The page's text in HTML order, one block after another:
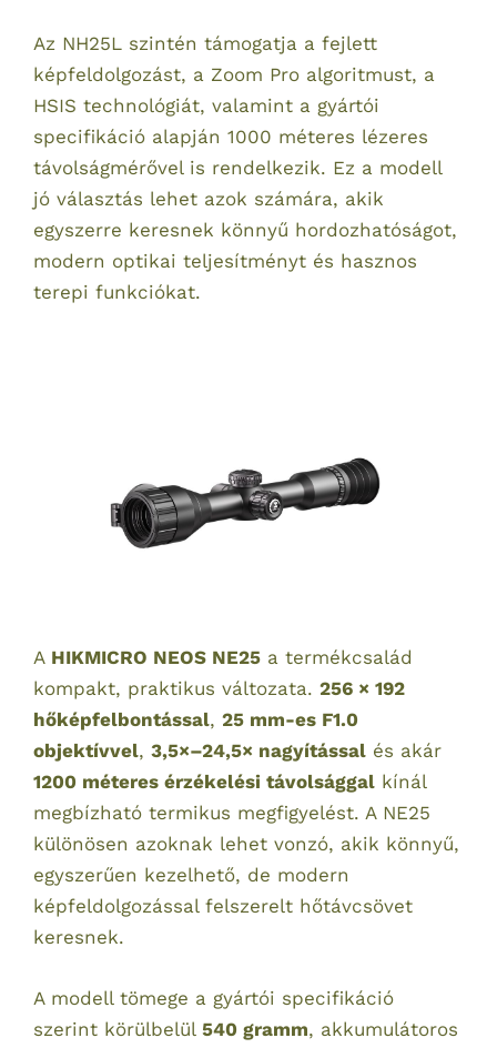
Az NH25L szintén támogatja a fejlett
képfeldolgozást, a Zoom Pro algoritmust, a
HSIS technológiát, valamint a gyártói
specifikáció alapján 1000 méteres lézeres
távolságmérővel is rendelkezik. Ez a modell
jó választás lehet azok számára, akik
egyszerre keresnek könnyű hordozhatóságot,
modern optikai teljesítményt és hasznos
terepi funkciókat.
A HIKMICRO NEOS NE25 a termékcsalád
kompakt, praktikus változata. 256 × 192
hőképfelbontással, 25 mm-es F1.0
objektívvel, 3,5×–24,5× nagyítással és akár
1200 méteres érzékelési távolsággal kínál
megbízható termikus megfigyelést. A NE25
különösen azoknak lehet vonzó, akik könnyű,
egyszerűen kezelhető, de modern
képfeldolgozással felszerelt hőtávcsövet
keresnek.
A modell tömege a gyártói specifikáció
szerint körülbelül 540 gramm, akkumulátoros